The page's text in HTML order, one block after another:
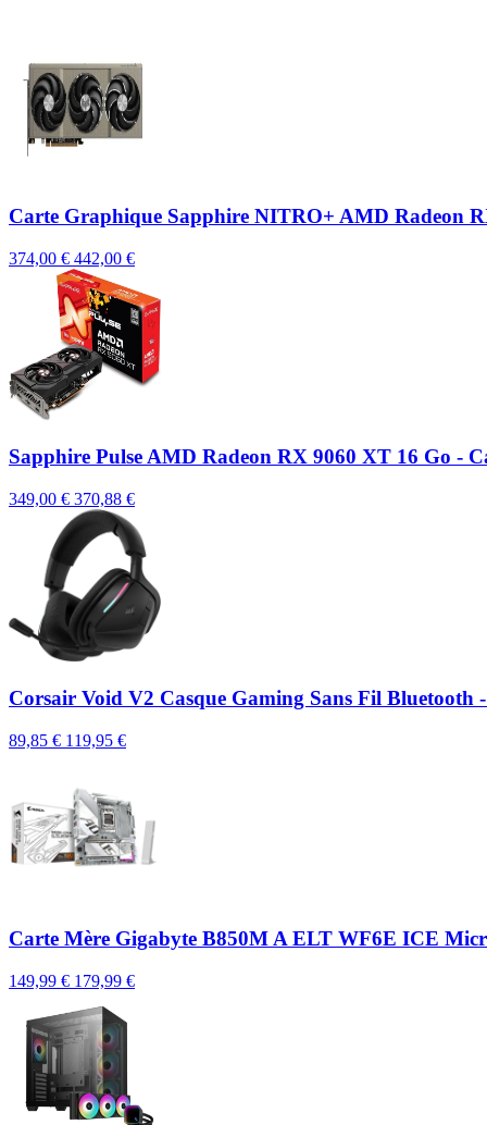
Carte Graphique Sapphire NITRO+ AMD Radeon
374,00 € 442,00 €
Sapphire Pulse AMD Radeon RX 9060 XT 16 Go -
349,00 € 370,88 €
Corsair Void V2 Casque Gaming Sans Fil
89,85 € 119,95 €
Carte Mère Gigabyte B850M A ELT WF6E ICE
149,99 € 179,99 €